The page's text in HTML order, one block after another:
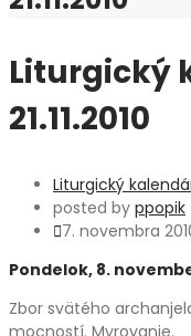
Liturgický
21.11.2010
Liturgický
posted by ppopik
7. novembra
Pondelok, 8.
Zbor svätého